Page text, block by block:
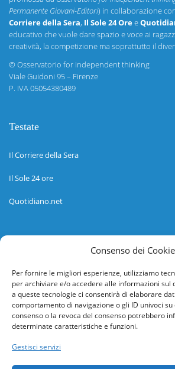
Consenso dei Cookie
Per fornire le migliori esperienze, utilizziamo
per archiviare e/o accedere alle informazioni sul
a queste tecnologie ci consentirà di elaborare
comportamento di navigazione o gli ID univoci
consenso o la revoca del consenso potrebbero
determinate caratteristiche e funzioni.
Gestisci servizi
Permanente Giovani-Editori) in collaborazione
Corriere della Sera, Il Sole 24 Oree
educativo che vuole dare spazio e voce ai
creatività, la competizione ma soprattutto il
©Osservatorio for independent thinking
Viale Guidoni 95 – Firenze
P. IVA 05054380489
Testate
Il Corriere della Sera
Il Sole 24 ore
Quotidiano.net
Informazioni
Help desk
Guida rapida